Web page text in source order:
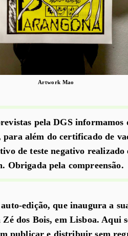
Artwork Mao
pela DGS
além do certificado de
de teste negativo
Obrigada pela compreensão.
edição, que inaugura a
dos Bois, em Lisboa. Aqui